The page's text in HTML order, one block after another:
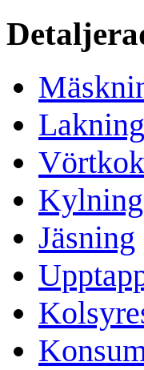
Lakning
Vörtkok
Kylning
Jäsning